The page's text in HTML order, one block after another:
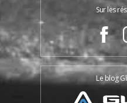
Sur les
Le blog